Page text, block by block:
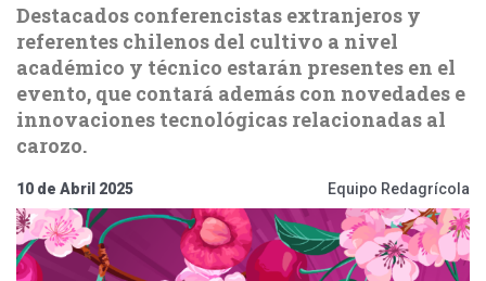
Destacados conferencistas extranjeros y
referentes chilenos del cultivo a nivel
académico y técnico estarán presentes en el
evento, que contará además con novedades e
innovaciones tecnológicas relacionadas al
carozo.
10 de Abril 2025 Equipo Redagrícola